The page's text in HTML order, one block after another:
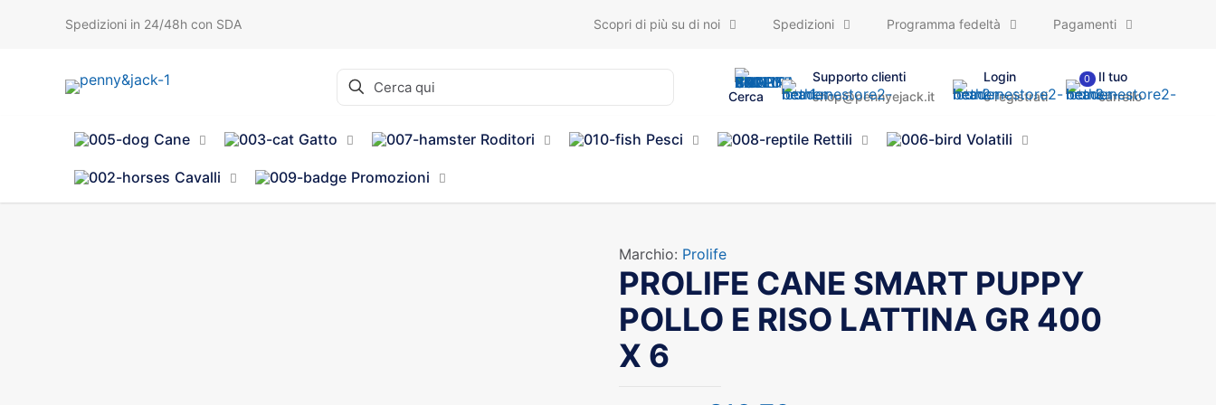
Spedizioni in 24/48h con SDA Scopri di più su di noi Spedizioni Programma fedeltà Pagamenti
Cerca
Supporto clienti
shop@pennyejack.it
Login
o registrati
0
Il tuo
carrello
Cane Gatto Roditori Pesci Rettili Volatili
Cavalli Promozioni
Marchio: Prolife
PROLIFE CANE SMART PUPPY
POLLO E RISO LATTINA GR 400
X 6